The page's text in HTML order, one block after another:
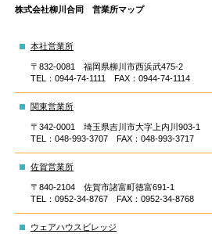
株式会社柳川合同 営業所マップ
本社営業所
〒832-0081 福岡県柳川市西浜武475-2
TEL：0944-74-1111 FAX：0944-74-1114
関東営業所
〒342-0001 埼玉県吉川市大字上内川903-1
TEL：048-993-3707 FAX：048-993-3717
佐賀営業所
〒840-2104 佐賀市諸富町徳富691-1
TEL：0952-34-8767 FAX：0952-34-8768
ウェアハウスビレッジ